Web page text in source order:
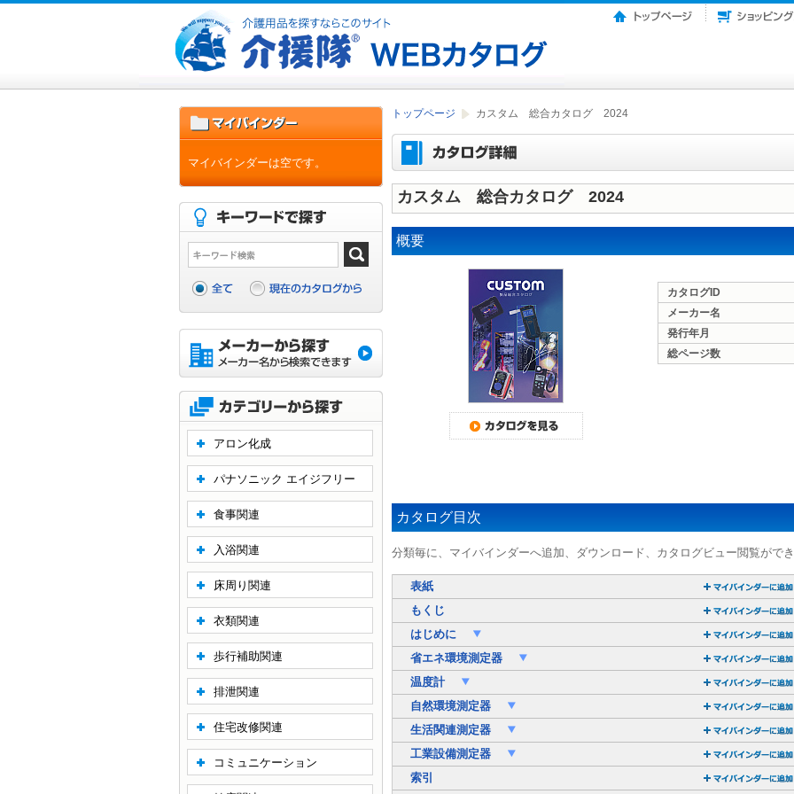
トップページ カスタム 総合カタログ 2024
カスタム 総合カタログ 2024
概要
カタログID
メーカー名
発行年月
総ページ数
カタログ目次
分類毎に、マイバインダーへ追加、ダウンロード、カタログビュー閲覧がで
表紙
もくじ
はじめに
省エネ環境測定器
温度計
自然環境測定器
生活関連測定器
工業設備測定器
索引
マイバインダーは空です。
アロン化成
パナソニック エイジフリー
食事関連
入浴関連
床周り関連
衣類関連
歩行補助関連
排泄関連
住宅改修関連
コミュニケーション